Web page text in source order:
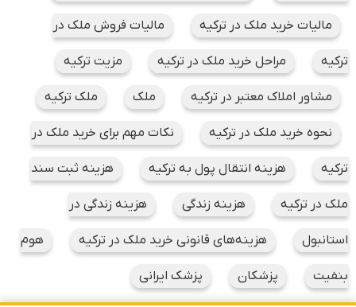
مالیات خرید ملک در ترکیه مالیات فروش ملک در
ترکیه مراحل خرید ملک در ترکیه مزیت ترکیه
مشاور املاک معتبر در ترکیه ملک ملک ترکیه
نحوه خرید ملک در ترکیه نکات مهم برای خرید ملک در
ترکیه هزینه انتقال پول به ترکیه هزینه ثبت سند
ملک در ترکیه هزینه زندگی هزینه زندگی در
استانبول هزینه‌های قانونی خرید ملک در ترکیه هوم
بنفیت پزشکان پزشک ایرانی